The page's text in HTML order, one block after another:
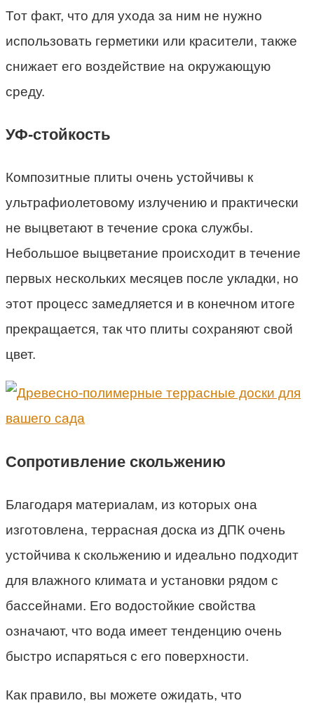
Тот факт, что для ухода за ним не нужно
использовать герметики или красители, также
снижает его воздействие на окружающую
среду.
УФ-стойкость
Композитные плиты очень устойчивы к
ультрафиолетовому излучению и практически
не выцветают в течение срока службы.
Небольшое выцветание происходит в течение
первых нескольких месяцев после укладки, но
этот процесс замедляется и в конечном итоге
прекращается, так что плиты сохраняют свой
цвет.
Сопротивление скольжению
Благодаря материалам, из которых она
изготовлена, террасная доска из ДПК очень
устойчива к скольжению и идеально подходит
для влажного климата и установки рядом с
бассейнами. Его водостойкие свойства
означают, что вода имеет тенденцию очень
быстро испаряться с его поверхности.
Как правило, вы можете ожидать, что